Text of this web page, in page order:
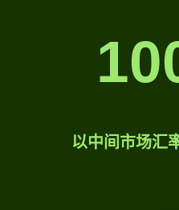
以中间市场汇